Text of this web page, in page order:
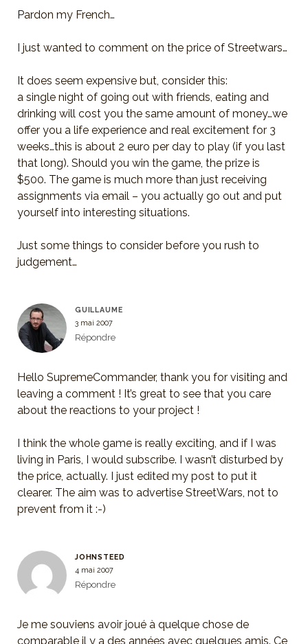
Pardon my French…
I just wanted to comment on the price of Streetwars…
It does seem expensive but, consider this:
a single night of going out with friends, eating and
drinking will cost you the same amount of money…we
offer you a life experience and real excitement for 3
weeks…this is about 2 euro per day to play (if you last
that long). Should you win the game, the prize is
$500. The game is much more than just receiving
assignments via email – you actually go out and put
yourself into interesting situations.
Just some things to consider before you rush to
judgement…
GUILLAUME
3 mai 2007
Répondre
Hello SupremeCommander, thank you for visiting and
leaving a comment ! It’s great to see that you care
about the reactions to your project !
I think the whole game is really exciting, and if I was
living in Paris, I would subscribe. I wasn’t disturbed by
the price, actually. I just edited my post to put it
clearer. The aim was to advertise StreetWars, not to
prevent from it :-)
JOHNSTEED
4 mai 2007
Répondre
Je me souviens avoir joué à quelque chose de
comparable il y a des années avec quelques amis. Ce